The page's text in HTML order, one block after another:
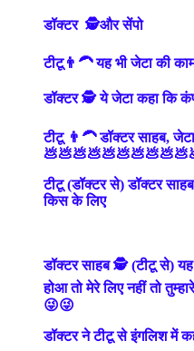
डॉक्टर 🕵️और सेंपो
टीटू👨‍🦱 यह भी जेटा की
डॉक्टर 🕵️ ये जेटा कहा कि
टीटू 👨‍🦱 डॉक्टर साहब,
टीटू (डॉक्टर से) डॉक्टर
किस के लिए
डॉक्टर साहब 🕵️ (टीटू से)
होआ तो मेरे लिए नहीं तो
😜😜
डॉक्टर ने टीटू से इंगलिश में